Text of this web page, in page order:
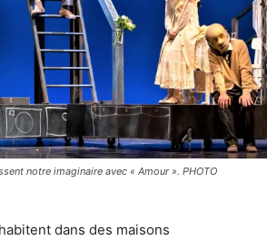
notre imaginaire avec « Amour ». PHOTO
dans des maisons